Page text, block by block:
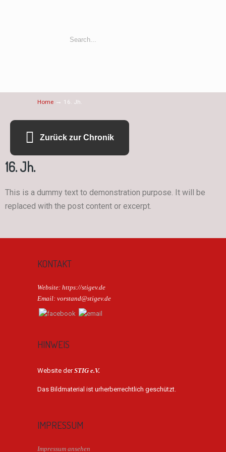
Home → 16. Jh.
Zurück zur Chronik
16. Jh.
This is a dummy text to demonstration purpose. It will be
replaced with the post content or excerpt.
KONTAKT
Website: https://stigev.de
Email: vorstand@stigev.de
HINWEIS
Website derSTIG e.V.
Das Bildmaterial ist urherberrechtlich geschützt.
IMPRESSUM
Impressum ansehen